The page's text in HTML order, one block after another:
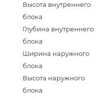
Высота внутреннего
блока
Глубина внутреннего
блока
Ширина наружного
блока
Высота наружного
блока